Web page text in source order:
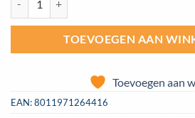
TOEVOEGEN AAN
Toevoegen aan
EAN:8011971264416